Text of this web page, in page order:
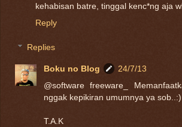
kehabisan batre, tinggal kenc*ng aja
Reply
Replies
Boku no Blog
24/7/13
@software freeware_
nggak kepikiran umumnya ya sob..:)
T.A.K